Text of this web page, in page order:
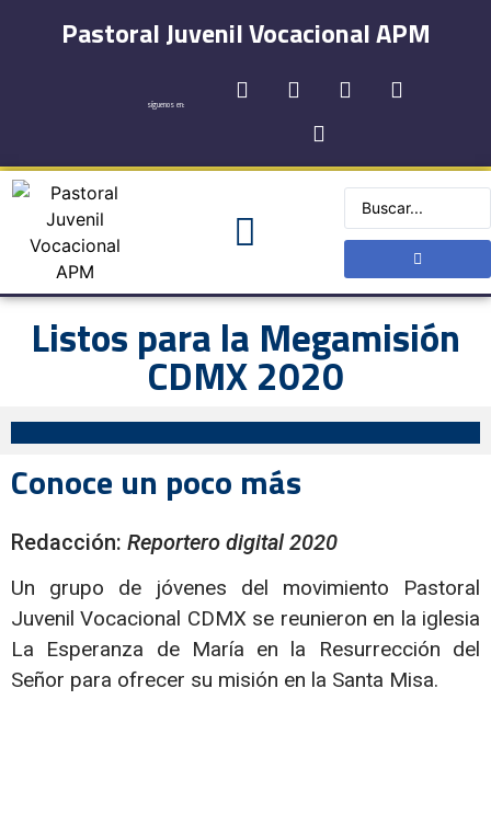
Pastoral Juvenil Vocacional APM
síguenos en:
Listos para la Megamisión
CDMX 2020
Conoce un poco más
Redacción: Reportero digital 2020
Un grupo de jóvenes del movimiento Pastoral
Juvenil Vocacional CDMX se reunieron en la iglesia
La Esperanza de María en la Resurrección del
Señor para ofrecer su misión en la Santa Misa.